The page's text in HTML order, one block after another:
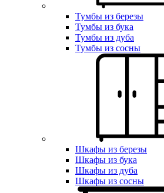
Тумбы из березы
Тумбы из бука
Тумбы из дуба
Тумбы из сосны
Шкафы из березы
Шкафы из бука
Шкафы из дуба
Шкафы из сосны